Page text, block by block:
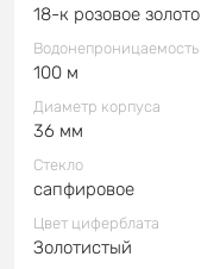
18-к розовое золото
Водонепроницаемость
100 м
Диаметр корпуса
36 мм
Стекло
сапфировое
Цвет циферблата
Золотистый